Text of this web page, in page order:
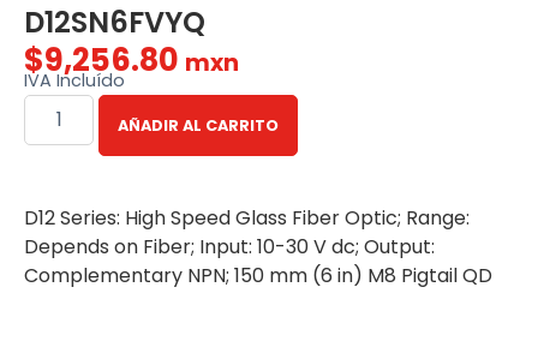
D12SN6FVYQ
$9,256.80 mxn
IVA Incluído
AÑADIR AL CARRITO
D12 Series: High Speed Glass Fiber Optic; Range:
Depends on Fiber; Input: 10-30 V dc; Output:
Complementary NPN; 150 mm (6 in) M8 Pigtail QD